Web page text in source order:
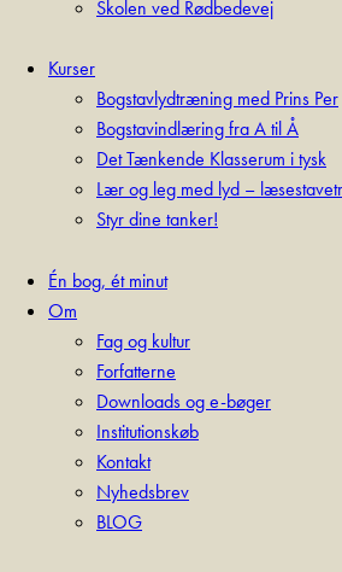
Skolen ved Rødbedevej
Kurser
Bogstavlydtræning med Prins Per
Bogstavindlæring fra A til Å
Det Tænkende Klasserum i tysk
Lær og leg med lyd –
Styr dine tanker!
Én bog, ét minut
Om
Fag og kultur
Forfatterne
Downloads og e-bøger
Institutionskøb
Kontakt
Nyhedsbrev
BLOG